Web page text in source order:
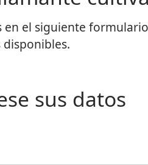
en el siguiente
disponibles.
sus datos